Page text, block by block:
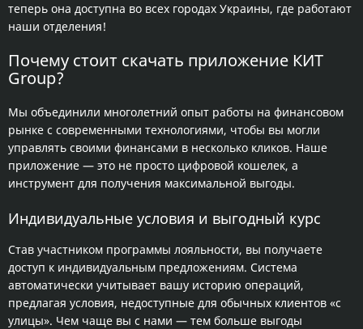
теперь она доступна во всех городах Украины, где работают
наши отделения!
Почему стоит скачать приложение КИТ
Group?
Мы объединили многолетний опыт работы на финансовом
рынке с современными технологиями, чтобы вы могли
управлять своими финансами в несколько кликов. Наше
приложение — это не просто цифровой кошелек, а
инструмент для получения максимальной выгоды.
Индивидуальные условия и выгодный курс
Став участником программы лояльности, вы получаете
доступ к индивидуальным предложениям. Система
автоматически учитывает вашу историю операций,
предлагая условия, недоступные для обычных клиентов «с
улицы». Чем чаще вы с нами — тем больше выгоды